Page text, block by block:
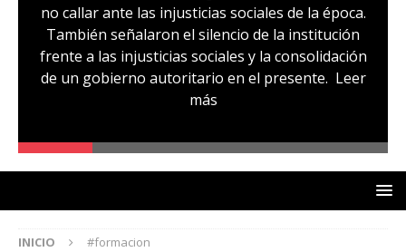
no callar ante las injusticias sociales de la época.
También señalaron el silencio de la institución
frente a las injusticias sociales y la consolidación
de un gobierno autoritario en el presente. Leer
más
INICIO #formacion